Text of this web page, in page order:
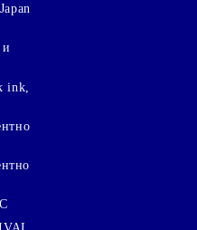
и
ink,